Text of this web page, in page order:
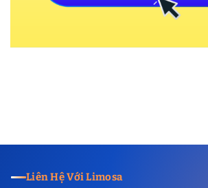
Liên Hệ Với Limosa